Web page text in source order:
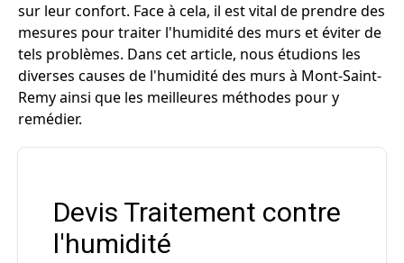
sur leur confort. Face à cela, il est vital de prendre des
mesures pour traiter l'humidité des murs et éviter de
tels problèmes. Dans cet article, nous étudions les
diverses causes de l'humidité des murs à Mont-Saint-
Remy ainsi que les meilleures méthodes pour y
remédier.
Devis Traitement contre
l'humidité